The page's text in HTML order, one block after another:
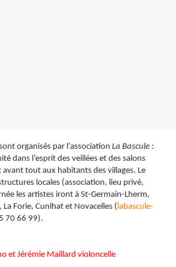
organisés par l’association La Bascule :
dans l’esprit des veillées et des salons
avant tout aux habitants des villages. Le
locales (association, lieu privé,
les artistes iront à St-Germain-Lherm,
Forie, Cunlhat et Novacelles (labascule-
70 66 99).
et Jérémie Maillard violoncelle